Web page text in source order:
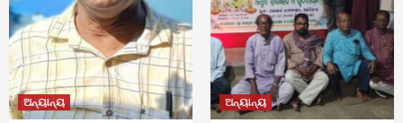
ଅନ୍ୟାନ୍ୟ ଅନ୍ୟାନ୍ୟ